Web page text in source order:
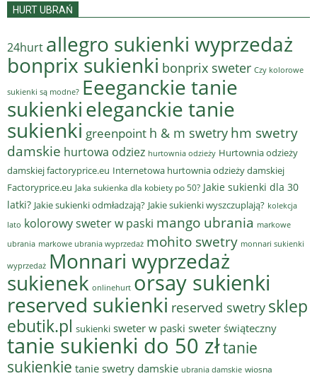
HURT UBRAŃ
24hurt allegro sukienki wyprzedaż
bonprix sukienki bonprix sweter Czy kolorowe
sukienki są modne? Eeeganckie tanie
sukienkieleganckie tanie
sukienki greenpoint h & m swetry hm swetry
damskie hurtowa odziez hurtownia odzieży Hurtownia odzieży
damskiej factoryprice.eu Internetowa hurtownia odzieży damskiej
Factoryprice.eu Jaka sukienka dla kobiety po 50? Jakie sukienki dla 30
latki? Jakie sukienki odmładzają? Jakie sukienki wyszczuplają? kolekcja
lato kolorowy sweter w paski mango ubrania markowe
ubrania markowe ubrania wyprzedaż mohito swetry monnari sukienki
wyprzedaż Monnari wyprzedaż
sukienek onlinehurt orsay sukienki
reserved sukienki reserved swetry sklep
ebutik.pl sukienki sweter w paski sweter świąteczny
tanie sukienki do 50 złtanie
sukienkie tanie swetry damskie ubrania damskie wiosna